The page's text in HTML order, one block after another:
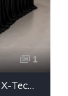
1
KIA SPORTAGE 1.7 CRDi X-Tech 4x2